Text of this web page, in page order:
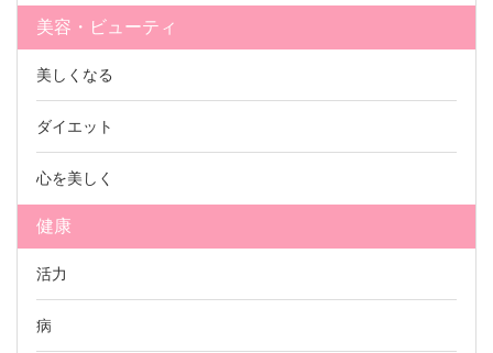
美容・ビューティ
美しくなる
ダイエット
心を美しく
健康
活力
病